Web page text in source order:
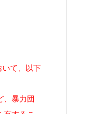
て、以下
、暴力団